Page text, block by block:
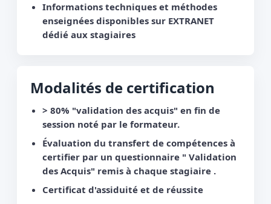
Informations techniques et méthodes
enseignées disponibles sur EXTRANET
dédié aux stagiaires
Modalités de certification
> 80% "validation des acquis" en fin de
session noté par le formateur.
Évaluation du transfert de compétences à
certifier par un questionnaire " Validation
des Acquis" remis à chaque stagiaire .
Certificat d'assiduité et de réussite